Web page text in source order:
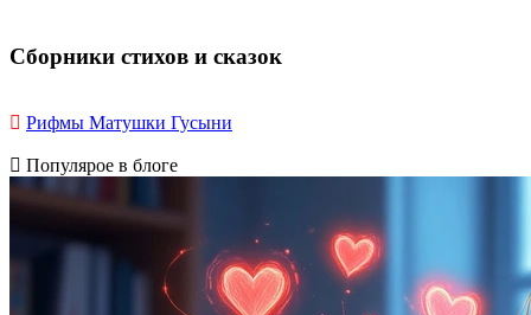
Сборники стихов и сказок
Рифмы Матушки Гусыни
Популярое в блоге